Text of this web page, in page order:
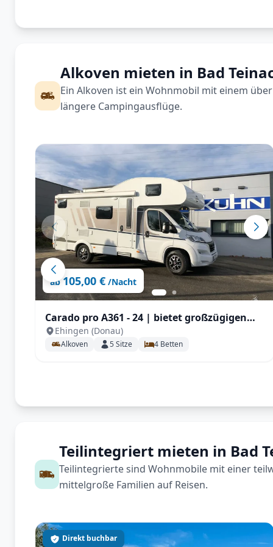
Alkoven mieten in Bad
Ein Alkoven ist ein Wohnmobil mit einem
längere Campingausflüge.
ab 105,00 € /Nacht
Carado pro A361 - 24 | bietet großzügigen
Platz für 4-5 Personen , großem Doppelbett,
zusätzlicher Sitzgruppe, SAT / TV / Navi und
Ehingen (Donau)
Alkoven 5Sitze 4 Betten
Teilintegriert mieten in Bad
Teilintegrierte sind Wohnmobile mit einer
mittelgroße Familien auf Reisen.
Direkt buchbar